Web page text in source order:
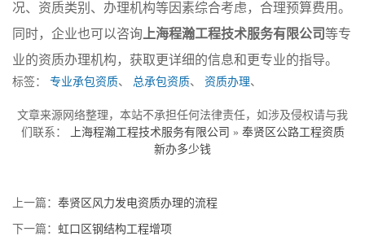
况、资质类别、办理机构等因素综合考虑，合理预算费用。
同时，企业也可以咨询 上海程瀚工程技术服务有限公司等专
业的资质办理机构，获取更详细的信息和更专业的指导。
标签： 专业承包资质、 总承包资质、 资质办理、
文章来源网络整理，本站不承担任何法律责任，如涉及侵权请与我
们联系：
上海程瀚工程技术服务有限公司 » 奉贤区公路工程资质
新办多少钱
上一篇： 奉贤区风力发电资质办理的流程
下一篇： 虹口区钢结构工程增项